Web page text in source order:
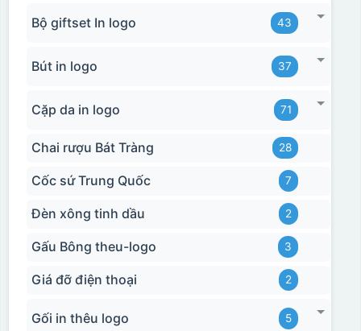
Bộ giftset In logo 43
Bút in logo 37
Cặp da in logo 71
Chai rượu Bát Tràng 28
Cốc sứ Trung Quốc 7
Đèn xông tinh dầu 2
Gấu Bông theu-logo 3
Giá đỡ điện thoại 2
Gối in thêu logo 5